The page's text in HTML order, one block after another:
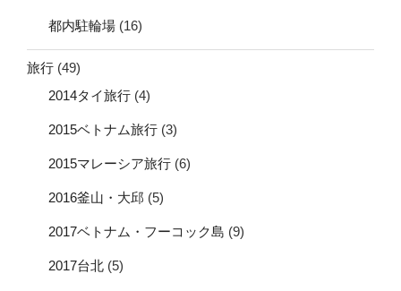
都内駐輪場 (16)
旅行 (49)
2014タイ旅行 (4)
2015ベトナム旅行 (3)
2015マレーシア旅行 (6)
2016釜山・大邱 (5)
2017ベトナム・フーコック島 (9)
2017台北 (5)